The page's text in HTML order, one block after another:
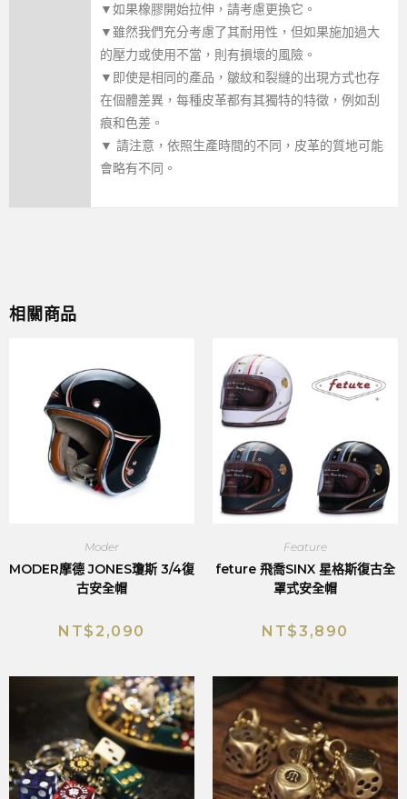
▼如果橡膠開始拉伸，請考慮更換它。
▼雖然我們充分考慮了其耐用性，但如果施加過大
的壓力或使用不當，則有損壞的風險。
▼即使是相同的產品，皺紋和裂縫的出現方式也存
在個體差異，每種皮革都有其獨特的特徵，例如刮
痕和色差。
▼ 請注意，依照生產時間的不同，皮革的質地可能
會略有不同。
相關商品
Moder
MODER摩德 JONES瓊斯 3/4復
古安全帽
NT$ 2,090
Feature
feture 飛喬SINX 星格斯復古全
罩式安全帽
NT$3,890